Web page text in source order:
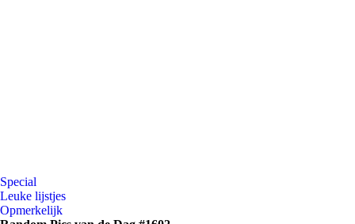
Special
Leuke lijstjes
Opmerkelijk